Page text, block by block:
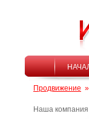
Продвижение
Наша